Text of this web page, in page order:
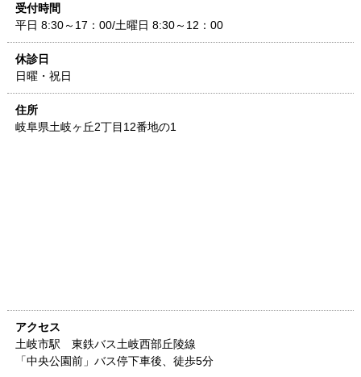
受付時間
平日 8:30～17：00/土曜日 8:30～12：00
休診日
日曜・祝日
住所
岐阜県土岐ヶ丘2丁目12番地の1
アクセス
土岐市駅 東鉄バス土岐西部丘陵線
「中央公園前」バス停下車後、徒歩5分